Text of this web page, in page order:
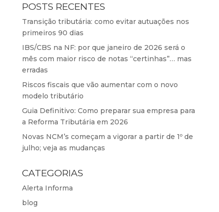
POSTS RECENTES
Transição tributária: como evitar autuações nos
primeiros 90 dias
IBS/CBS na NF: por que janeiro de 2026 será o
mês com maior risco de notas “certinhas”… mas
erradas
Riscos fiscais que vão aumentar com o novo
modelo tributário
Guia Definitivo: Como preparar sua empresa para
a Reforma Tributária em 2026
Novas NCM’s começam a vigorar a partir de 1º de
julho; veja as mudanças
CATEGORIAS
Alerta Informa
blog